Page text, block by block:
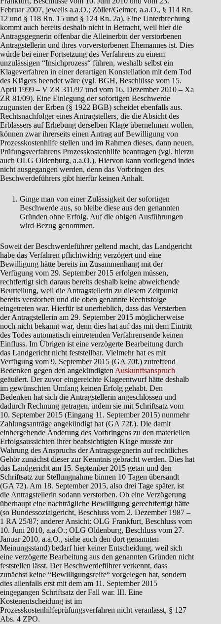
Februar 2007, jeweils a.a.O.; Zöller/Geimer, a.a.O., § 114 Rn.
12 und § 118 Rn. 15 und § 124 Rn. 2a). Eine Unterbrechung
kommt auch bereits deshalb nicht in Betracht, weil hier die
Antragsgegnerin offenbar die Alleinerbin der verstorbenen
Antragstellerin und ihres vorverstorbenen Ehemannes ist. Dies
würde bei einer Fortsetzung des Verfahrens zu einem
unzulässigen “Insichprozess“ führen, weshalb selbst ein
Klageverfahren in einer derartigen Konstellation mit dem Tod
des Klägers beendet wäre (vgl. BGH, Beschlüsse vom 15.
April 1999 – V ZR 311/97 und vom 16. Dezember 2010 – Xa
ZR 81/09). Eine Einlegung der sofortigen Beschwerde
zugunsten der Erben (§ 1922 BGB) scheidet ebenfalls aus.
Rechtsnachfolger eines Antragstellers, die die Absicht des
Erblassers auf Erhebung derselben Klage übernehmen wollen,
können zwar ihrerseits einen Antrag auf Bewilligung von
Prozesskostenhilfe stellen und im Rahmen dieses, dann neuen,
Prüfungsverfahrens Prozesskostenhilfe beantragen (vgl. hierzu
auch OLG Oldenburg, a.a.O.). Hiervon kann vorliegend indes
nicht ausgegangen werden, denn das Vorbringen des
Beschwerdeführers gibt hierfür keinen Anhalt.
Ginge man von einer Zulässigkeit der sofortigen
Beschwerde aus, so bleibe diese aus den genannten
Gründen ohne Erfolg. Auf die obigen Ausführungen
wird Bezug genommen.
Soweit der Beschwerdeführer geltend macht, das Landgericht
habe das Verfahren pflichtwidrig verzögert und eine
Bewilligung hätte bereits im Zusammenhang mit der
Verfügung vom 29. September 2015 erfolgen müssen,
rechtfertigt sich daraus bereits deshalb keine abweichende
Beurteilung, weil die Antragstellerin zu diesem Zeitpunkt
bereits verstorben und die oben genannte Rechtsfolge
eingetreten war. Hierfür ist unerheblich, dass das Versterben
der Antragstellerin am 29. September 2015 möglicherweise
noch nicht bekannt war, denn dies hat auf das mit dem Eintritt
des Todes automatisch eintretenden Verfahrensende keinen
Einfluss. Im Übrigen ist eine verzögerte Bearbeitung durch
das Landgericht nicht feststellbar. Vielmehr hat es mit
Verfügung vom 9. September 2015 (GA 70f.) zutreffend
Bedenken gegen den angekündigten Auskunftsanspruch
geäußert. Der zuvor eingereichte Klageentwurf hätte deshalb
im gewünschten Umfang keinen Erfolg gehabt. Den
Bedenken hat sich die Antragstellerin angeschlossen und
dadurch Rechnung getragen, indem sie mit Schriftsatz vom
10. September 2015 (Eingang 11. September 2015) nunmehr
Zahlungsanträge angekündigt hat (GA 72f.). Die damit
einhergehende Änderung des Vorbringens zu den materiellen
Erfolgsaussichten ihrer beabsichtigten Klage musste zur
Wahrung des Anspruchs der Antragsgegnerin auf rechtliches
Gehör zunächst dieser zur Kenntnis gebracht werden. Dies hat
das Landgericht am 15. September 2015 getan und den
Schriftsatz zur Stellungnahme binnen 10 Tagen übersandt
(GA 72). Am 18. September 2015, also drei Tage später, ist
die Antragstellerin sodann verstorben. Ob eine Verzögerung
überhaupt eine nachträgliche Bewilligung gerechtfertigt hätte
(so Bundessozialgericht, Beschluss vom 2. Dezember 1987 –
1 RA 25/87; anderer Ansicht: OLG Frankfurt, Beschluss vom
10. Juni 2010, a.a.O.; OLG Oldenburg, Beschluss vom 27.
Januar 2010, a.a.O., siehe auch den dort genannten
Meinungsstand) bedarf hier keiner Entscheidung, weil sich
eine verzögerte Bearbeitung aus den genannten Gründen nicht
feststellen lässt. Der Beschwerdeführer verkennt, dass
zunächst keine “Bewilligungsreife“ vorgelegen hat, sondern
dies allenfalls erst mit dem am 11. September 2015
eingegangen Schriftsatz der Fall war. III. Eine
Kostenentscheidung ist im
Prozesskostenhilfeprüfungsverfahren nicht veranlasst, § 127
Abs. 4 ZPO.